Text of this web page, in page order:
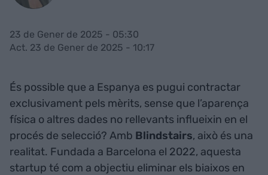
23 de Gener de 2025 - 05:30
Act. 23 de Gener de 2025 - 10:17
És possible que a Espanya es pugui contractar
exclusivament pels mèrits, sense que l’aparença
física o altres dades no rellevants influeixin en el
procés de selecció? Amb Blindstairs, això és una
realitat. Fundada a Barcelona el 2022, aquesta
startup té com a objectiu eliminar els biaixos en